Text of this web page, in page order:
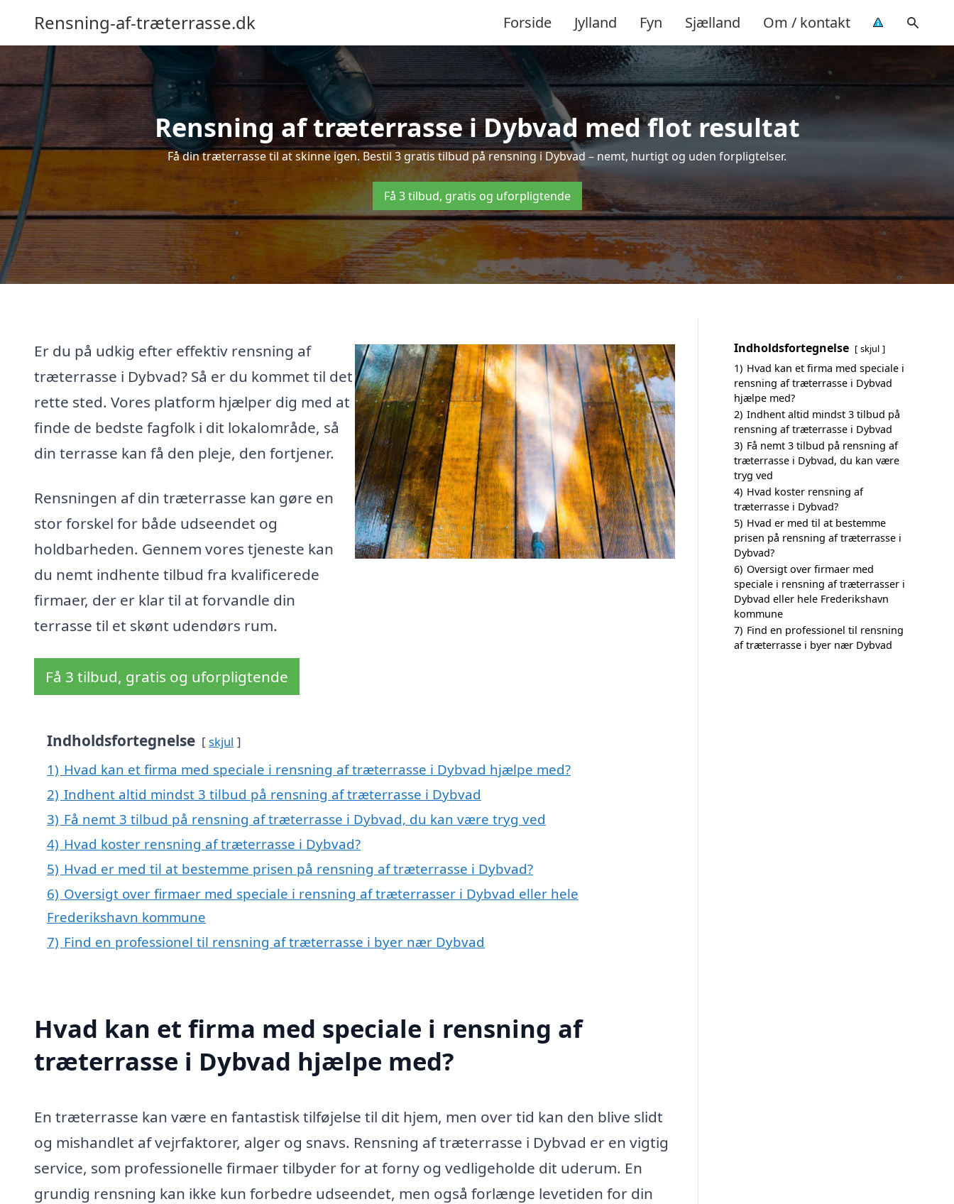
Rensning-af-træterrasse.dk Forside Jylland Fyn Sjælland Om / kontakt
Rensning af træterrasse i Dybvad med flot resultat
Få din træterrasse til at skinne igen. Bestil 3 gratis tilbud på rensning i Dybvad – nemt, hurtigt og uden forpligtelser.
Få 3 tilbud, gratis og uforpligtende
Er du på udkig efter effektiv rensning af
træterrasse i Dybvad? Så er du kommet til det
rette sted. Vores platform hjælper dig med at
finde de bedste fagfolk i dit lokalområde, så
din terrasse kan få den pleje, den fortjener.
Rensningen af din træterrasse kan gøre en
stor forskel for både udseendet og
holdbarheden. Gennem vores tjeneste kan
du nemt indhente tilbud fra kvalificerede
firmaer, der er klar til at forvandle din
terrasse til et skønt udendørs rum.
Få 3 tilbud, gratis og uforpligtende
Indholdsfortegnelse skjul
1) Hvad kan et firma med speciale i rensning af træterrasse i Dybvad hjælpe med?
2) Indhent altid mindst 3 tilbud på rensning af træterrasse i Dybvad
3) Få nemt 3 tilbud på rensning af træterrasse i Dybvad, du kan være tryg ved
4) Hvad koster rensning af træterrasse i Dybvad?
5) Hvad er med til at bestemme prisen på rensning af træterrasse i Dybvad?
6) Oversigt over firmaer med speciale i rensning af træterrasser i Dybvad eller hele
Frederikshavn kommune
7) Find en professionel til rensning af træterrasse i byer nær Dybvad
Hvad kan et firma med speciale i rensning af
træterrasse i Dybvad hjælpe med?
En træterrasse kan være en fantastisk tilføjelse til dit hjem, men over tid kan den blive slidt
og mishandlet af vejrfaktorer, alger og snavs. Rensning af træterrasse i Dybvad er en vigtig
service, som professionelle firmaer tilbyder for at forny og vedligeholde dit uderum. En
grundig rensning kan ikke kun forbedre udseendet, men også forlænge levetiden for din
Indholdsfortegnelse skjul
1) Hvad kan et firma med speciale i
rensning af træterrasse i Dybvad
hjælpe med?
2) Indhent altid mindst 3 tilbud på
rensning af træterrasse i Dybvad
3) Få nemt 3 tilbud på rensning af
træterrasse i Dybvad, du kan være
tryg ved
4) Hvad koster rensning af
træterrasse i Dybvad?
5) Hvad er med til at bestemme
prisen på rensning af træterrasse i
Dybvad?
6) Oversigt over firmaer med
speciale i rensning af træterrasser i
Dybvad eller hele Frederikshavn
kommune
7) Find en professionel til rensning
af træterrasse i byer nær Dybvad